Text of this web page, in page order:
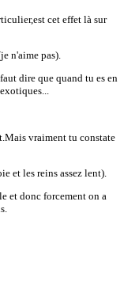
cet effet là sur
n'aime pas).
dire que quand tu es en
vraiment tu constate
et les reins assez lent).
et donc forcement on a